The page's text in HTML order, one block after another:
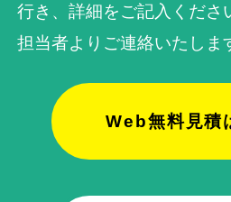
行き、詳細をご記入くださ
担当者よりご連絡いたしま
Web無料見積